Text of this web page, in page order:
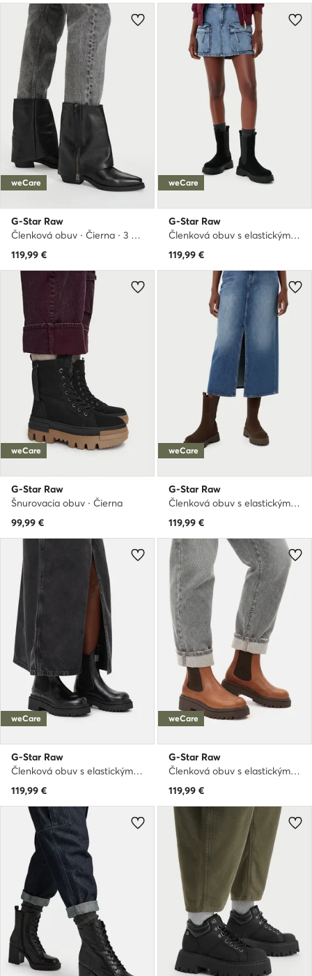
weCare
G-Star Raw
Členková obuv · Čierna · 3 cm
119,99 €
weCare
G-Star Raw
Členková obuv s elastickým prvkom · Čierna
119,99 €
weCare
G-Star Raw
Šnurovacia obuv · Čierna
99,99 €
weCare
G-Star Raw
Členková obuv s elastickým prvkom · Hnedá
119,99 €
weCare
G-Star Raw
Členková obuv s elastickým prvkom · Čierna
119,99 €
weCare
G-Star Raw
Členková obuv s elastickým prvkom · Hnedá
119,99 €